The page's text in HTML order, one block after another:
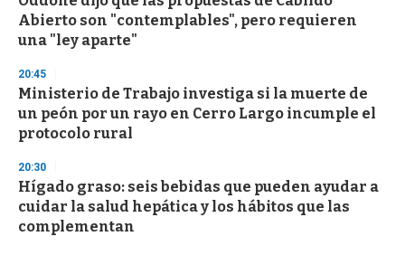
Abierto son "contemplables", pero requieren
una "ley aparte"
20:45
Ministerio de Trabajo investiga si la muerte de
un peón por un rayo en Cerro Largo incumple el
protocolo rural
20:30
Hígado graso: seis bebidas que pueden ayudar a
cuidar la salud hepática y los hábitos que las
complementan